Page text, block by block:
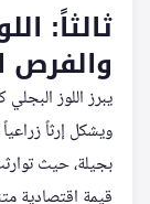
ثالثاً:
والفرص
يبرز اللوز
بجيلة، حيث
قيمة اقتصادية